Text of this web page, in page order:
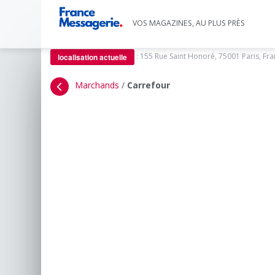
VOS MAGAZINES, AU PLUS PRÈS
localisation actuelle : 155 Rue Saint Honoré, 75001 Paris,
Marchands / Carrefour